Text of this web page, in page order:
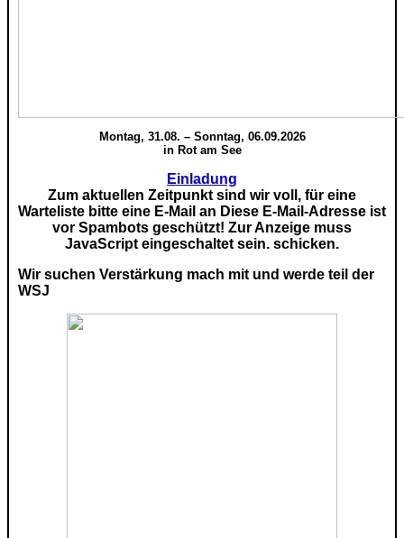
Montag, 31.08. – Sonntag, 06.09.2026
in Rot am See
Einladung
Zum aktuellen Zeitpunkt sind wir voll, für eine
Warteliste bitte eine E-Mail an Diese E-Mail-Adresse ist
vor Spambots geschützt! Zur Anzeige muss
JavaScript eingeschaltet sein. schicken.
Wir suchen Verstärkung mach mit und werde teil der
WSJ